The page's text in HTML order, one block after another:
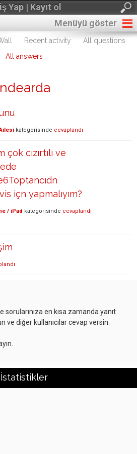
Yap | Kayıt ol
Menüyü göster
Recent activity
All questions
All answers
kategorisinde cevaplandı
cızırtılı ve
içn yapmalıyım?
/ iPad kategorisinde cevaplandı
sorularınıza en kısa zamanda yanıt
ve diğer kullanıcılar cevap versin.
İstatistikler